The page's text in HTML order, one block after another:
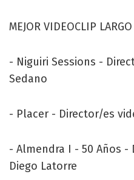
MEJOR VIDEOCLIP LARGO
- Niguiri Sessions -
Sedano
- Placer - Director/es
- Almendra I - 50 Años
Diego Latorre